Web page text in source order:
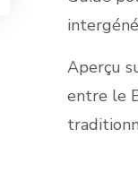
Aperçu
entre le